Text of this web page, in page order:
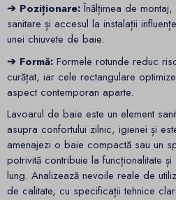
➔ Poziționare:Înălțimea de
sanitare și accesul la instalații
unei chiuvete de baie.
➔ Formă: Formele rotunde reduc
curățat, iar cele rectangulare
aspect contemporan aparte.
Lavoarul de baie este un element
asupra confortului zilnic, igienei și
amenajezi o baie compactă sau un
potrivită contribuie la funcționalitate
lung. Analizează nevoile reale de
de calitate, cu specificații tehnice